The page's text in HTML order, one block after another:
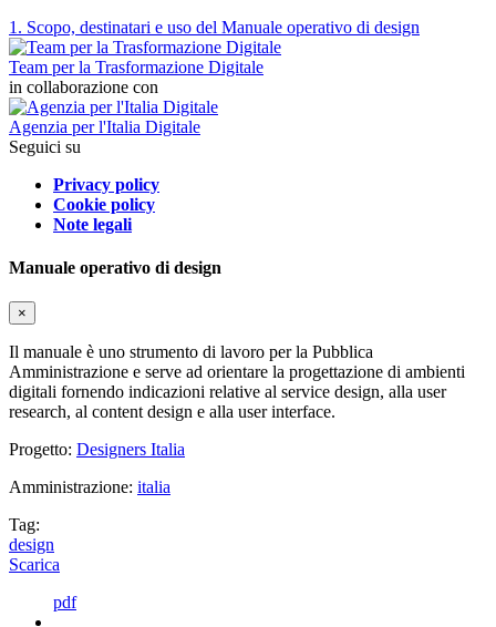
1. Scopo, destinatari e uso del Manuale operativo di design
Team per la Trasformazione Digitale
in collaborazione con
Agenzia per l'Italia Digitale
Seguici su
Privacy policy
Cookie policy
Note legali
Manuale operativo di design
×
Il manuale è uno strumento di lavoro per la Pubblica
Amministrazione e serve ad orientare la progettazione di ambienti
digitali fornendo indicazioni relative al service design, alla user
research, al content design e alla user interface.
Progetto: Designers Italia
Amministrazione: italia
Tag:
design
Scarica
pdf